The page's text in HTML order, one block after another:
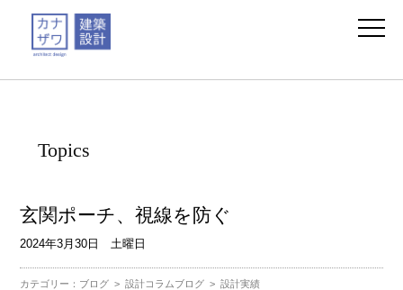
Topics
玄関ポーチ、視線を防ぐ
2024年3月30日 土曜日
カテゴリー： ブログ >設計コラムブログ >設計実績